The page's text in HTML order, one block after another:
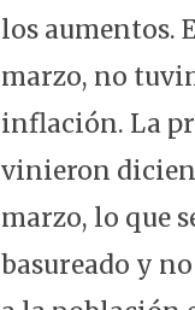
los aumentos.
marzo, no
inflación. La
vinieron
marzo, lo que
basureado y